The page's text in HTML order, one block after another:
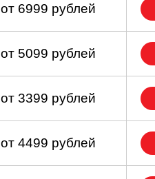
от 6999 рублей
от 5099 рублей
от 3399 рублей
от 4499 рублей